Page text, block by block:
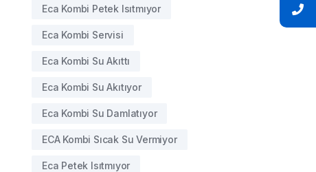
Eca Kombi Petek Isıtmıyor
Eca Kombi Servisi
Eca Kombi Su Akıttı
Eca Kombi Su Akıtıyor
Eca Kombi Su Damlatıyor
ECA Kombi Sıcak Su Vermiyor
Eca Petek Isıtmıyor